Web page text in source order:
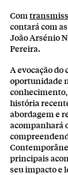
Com
contará com
João Arsénio
Pereira.
A evocação
oportunidade
conhecimento,
história
abordagem e
acompanhará
principais
seu impacto e